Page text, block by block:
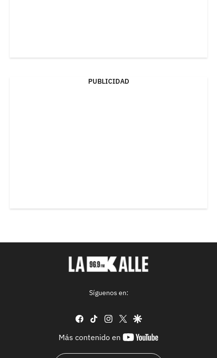
PUBLICIDAD
Síguenos en:
facebook
tiktok instagram
twittergoogle
Más contenido en
youtube-